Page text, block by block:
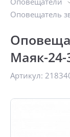
Оповещатель
Маяк-
Артикул: